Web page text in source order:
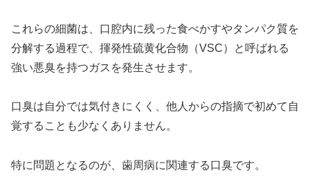
これらの細菌は、口腔内に残った食べかすやタンパク質を
分解する過程で、揮発性硫黄化合物（VSC）と呼ばれる
強い悪臭を持つガスを発生させます。
口臭は自分では気付きにくく、他人からの指摘で初めて自
覚することも少なくありません。
特に問題となるのが、歯周病に関連する口臭です。